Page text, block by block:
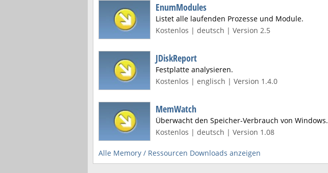
EnumModules
Listet alle laufenden Prozesse und Module.
Kostenlos | deutsch | Version 2.5
JDiskReport
Festplatte analysieren.
Kostenlos | englisch | Version 1.4.0
MemWatch
Überwacht den Speicher-Verbrauch von Windows.
Kostenlos | deutsch | Version 1.08
Alle Memory / Ressourcen Downloads anzeigen